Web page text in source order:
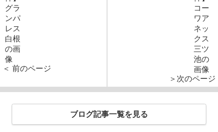
＜ 前のページ
＞次のページ
ブログ記事一覧を見る